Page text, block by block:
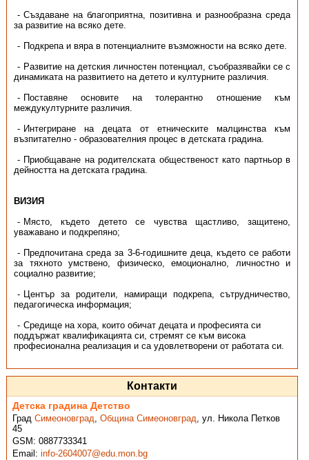
Създаване на благоприятна, позитивна и разнообразна среда
за развитие на всяко дете.
Подкрепа и вяра в потенциалните възможности на всяко дете.
Развитие на детския личностен потенциал, съобразявайки се с
динамиката на развитието на детето и културните различия.
Поставяне основите на толерантно отношение към
междукултурните различия.
Интегриране на децата от етническите малцинства към
възпитателно - образователния процес в детската градина.
Приобщаване на родителската общественост като партньор в
дейността на детската градина.
ВИЗИЯ
Място, където детето се чувства щастливо, защитено,
уважавано и подкрепяно;
Предпочитана среда за 3-6-годишните деца, където се работи
за тяхното умствено, физическо, емоционално, личностно и
социално развитие;
Център за родители, намиращи подкрепа, сътрудничество,
педагогическа информация;
Средище на хора, които обичат децата и професията си
поддържат квалификацията си, стремят се към висока
професионална реализация и са удовлетворени от работата си.
Контакти
Детска градина Детство
ГрадСимеоновград,Община Симеоновград,ул. Никола Петков
45
GSM:0887733341
Email:info-2604007@edu.mon.bg